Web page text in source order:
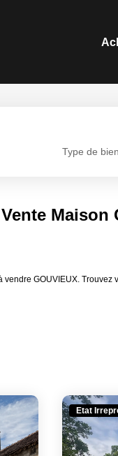
Type de bien
Maison
GOUVIEUX.
Etat